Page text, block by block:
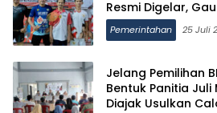
Resmi Digelar,
Candali Bebas
Pemerintahan 25 Juli
Jelang Pemilihan
Bentuk Panitia
Diajak Usulkan